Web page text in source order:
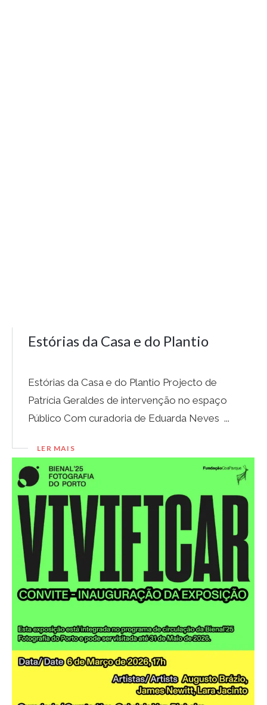
Estórias da Casa e do Plantio
Estórias da Casa e do Plantio Projecto de
Patrícia Geraldes de intervenção no espaço
Público Com curadoria de Eduarda Neves ...
LER MAIS